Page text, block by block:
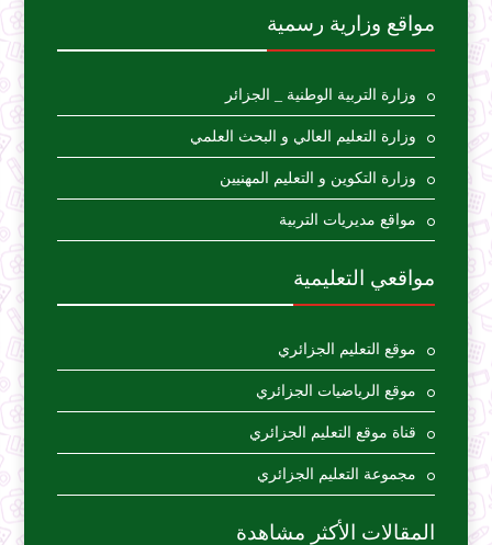
مواقع وزارية رسمية
وزارة التربية الوطنية _ الجزائر
وزارة التعليم العالي و البحث العلمي
وزارة التكوين و التعليم المهنيين
مواقع مديريات التربية
مواقعي التعليمية
موقع التعليم الجزائري
موقع الرياضيات الجزائري
قناة موقع التعليم الجزائري
مجموعة التعليم الجزائري
المقالات الأكثر مشاهدة